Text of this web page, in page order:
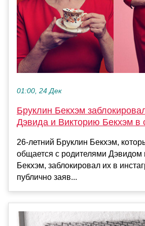
01:00, 24 Дек
Бруклин Бекхэм
Дэвида и Викторию Бекхэм в
26-летний Бруклин Бекхэм,
общается с родителями Дэвидом
Бекхэм, заблокировал их в
публично заяв...